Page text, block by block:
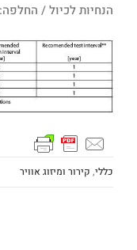
הנחיות לכיול / החלפה:
כללי, קירור ומיזוג אוויר